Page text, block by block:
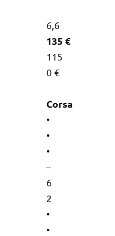
6,6
135 €
115
0 €
Corsa
•
•
•
–
6
2
•
•